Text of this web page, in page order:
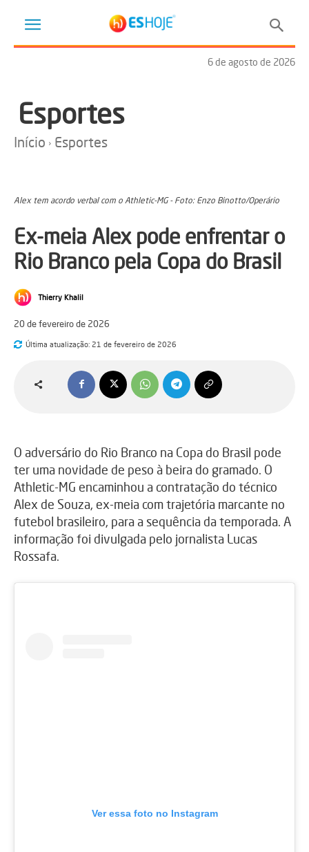
6 de agosto de 2026
Esportes
Início Esportes
Alex tem acordo verbal com o Athletic-MG - Foto: Enzo Binotto/Operário
Ex-meia Alex pode enfrentar o
Rio Branco pela Copa do Brasil
Thierry Khalil
20 de fevereiro de 2026
Última atualização: 21 de fevereiro de 2026
O adversário do Rio Branco na Copa do Brasil pode
ter uma novidade de peso à beira do gramado. O
Athletic-MG encaminhou a contratação do técnico
Alex de Souza, ex-meia com trajetória marcante no
futebol brasileiro, para a sequência da temporada. A
informação foi divulgada pelo jornalista Lucas
Rossafa.
Ver essa foto no Instagram